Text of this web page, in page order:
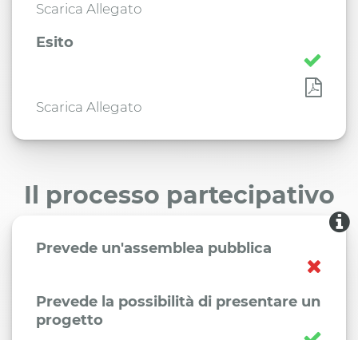
Scarica Allegato
Esito
Scarica Allegato
Il processo partecipativo
Prevede un'assemblea pubblica
Prevede la possibilità di presentare un
progetto